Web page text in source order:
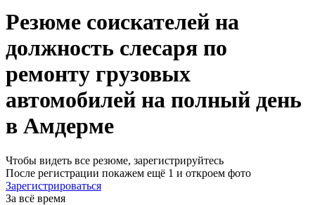
Резюме соискателей на
должность слесаря по
ремонту грузовых
автомобилей на полный день
в Амдерме
Чтобы видеть все резюме, зарегистрируйтесь
После регистрации покажем ещё 1 и откроем фото
Зарегистрироваться
За всё время